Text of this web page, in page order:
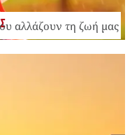
αλλάζουν τη ζωή μας